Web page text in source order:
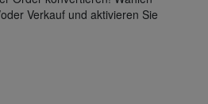
Verkauf und aktivieren Sie